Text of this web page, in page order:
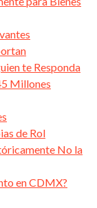
te Responda
Millones
de Rol
No la
en CDMX?